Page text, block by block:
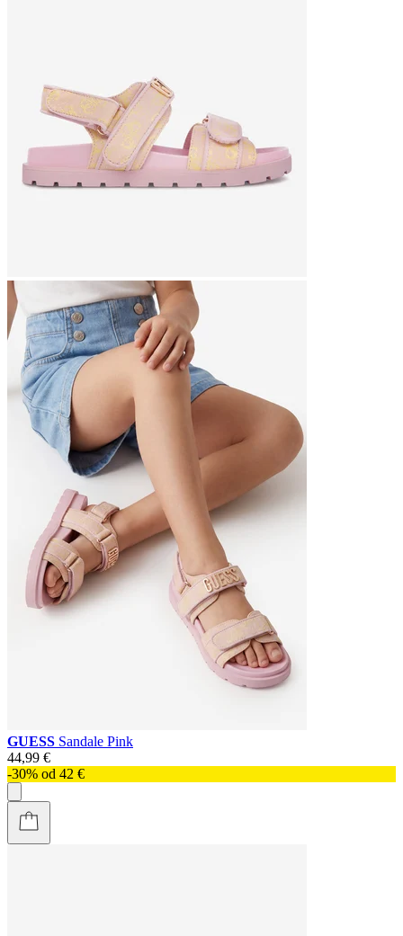
GUESS Sandale Pink
44,99 €
-30% od 42 €